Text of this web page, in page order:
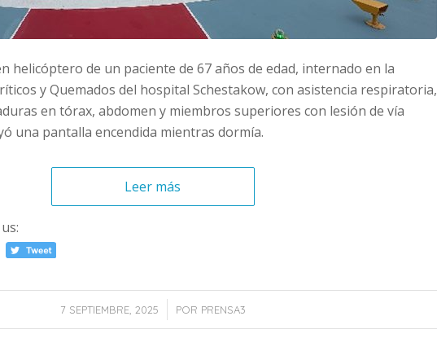
helicóptero de un paciente de 67 años de edad, internado en la
y Quemados del hospital Schestakow, con asistencia respiratoria,
en tórax, abdomen y miembros superiores con lesión de vía
una pantalla encendida mientras dormía.
Leer más
7 SEPTIEMBRE, 2025
/ POR PRENSA3